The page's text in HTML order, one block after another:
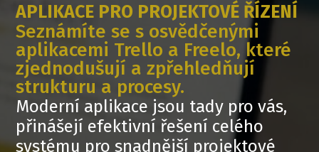
APLIKACE PRO PROJEKTOVÉ ŘÍZENÍ
Seznámíte se s osvědčenými
aplikacemi Trello a Freelo, které
zjednodušují a zpřehledňují
strukturu a procesy.
Moderní aplikace jsou tady pro vás,
přinášejí efektivní řešení celého
systému pro snadnější projektové